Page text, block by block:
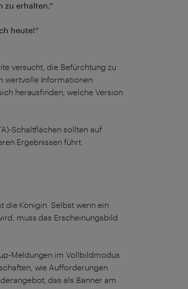
zu erhalten.“
heute!“
versucht, die Befürchtung zu
wertvolle Informationen
herausfinden, welche Version
Schaltflächen sollten auf
Ergebnissen führt.
die Königin. Selbst wenn ein
muss das Erscheinungsbild
Meldungen im Vollbildmodus
wie Aufforderungen
das als Banner am